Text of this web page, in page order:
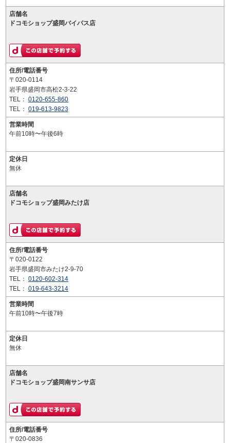
店舗名
ドコモショップ盛岡バイパス店
住所/電話番号
〒020-0114
岩手県盛岡市高松2-3-22
TEL： 0120-655-860
TEL： 019-613-9823
営業時間
午前10時〜午後6時
定休日
無休
店舗名
ドコモショップ盛岡みたけ店
住所/電話番号
〒020-0122
岩手県盛岡市みたけ2-9-70
TEL： 0120-602-314
TEL： 019-643-3214
営業時間
午前10時〜午後7時
定休日
無休
店舗名
ドコモショップ盛岡南サンサ店
住所/電話番号
〒020-0836